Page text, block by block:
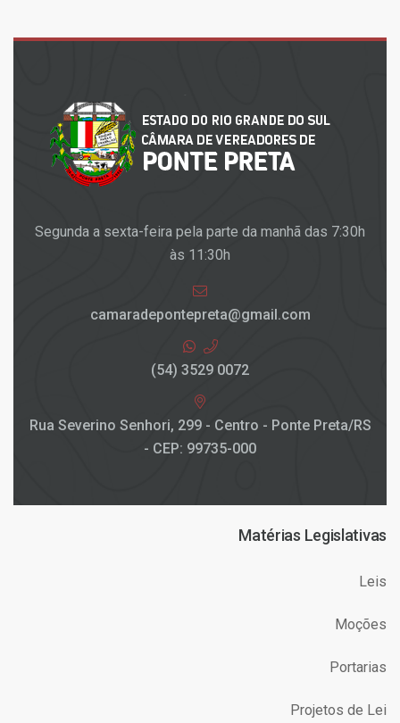
Segunda a sexta-feira pela parte da manhã das 7:30h
às 11:30h
camaradepontepreta@gmail.com
(54) 3529 0072
Rua Severino Senhori, 299 - Centro - Ponte Preta/RS
- CEP: 99735-000
Matérias Legislativas
Leis
Moções
Portarias
Projetos de Lei